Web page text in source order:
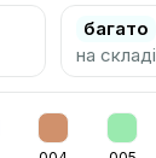
багато
на складі